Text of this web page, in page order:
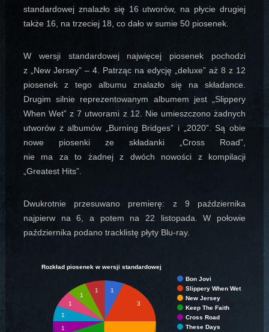
standardowej znalazło się 16 utworów, na płycie drugiej
także 16, na trzeciej 18, co dało w sumie 50 piosenek.
W wersji standardowej najwięcej piosenek pochodzi
z „New Jersey” – 4. Patrząc na edycję „deluxe” aż 8 z 12
piosenek z tego albumu znalazło się na składance.
Drugim silnie reprezentowanym albumem jest „Slippery
When Wet” z 7 utworami z 12. Nie umieszczono żadnych
utworów z albumów „Burning Bridges” i „2020”. Są obie
nowe piosenki ze składanki „Cross Road”,
nie ma za to żadnej z dwóch nowości z kompilacji
„Greatest Hits”.
Dwukrotnie przesuwano premierę: z 9 października
najpierw na 6, a potem na 22 listopada. W połowie
października podano tracklistę płyty Blu-ray.
Rozkład piosenek w wersji standardowej
Bon Jovi
Slippery When Wet
New Jersey
Keep The Faith
Cross Road
These Days
1
3
1
1
1
1
1